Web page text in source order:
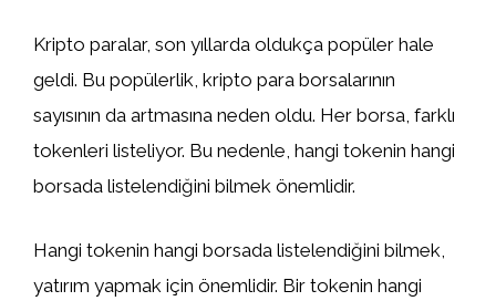
Kripto paralar, son yıllarda oldukça popüler hale
geldi. Bu popülerlik, kripto para borsalarının
sayısının da artmasına neden oldu. Her borsa, farklı
tokenleri listeliyor. Bu nedenle, hangi tokenin hangi
borsada listelendiğini bilmek önemlidir.
Hangi tokenin hangi borsada listelendiğini bilmek,
yatırım yapmak için önemlidir. Bir tokenin hangi